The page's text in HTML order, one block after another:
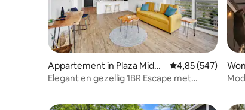
Appartement in Plaza Midw
ood
Gemiddelde
4,85 (547)
Elegant en gezellig 1BR Escape met